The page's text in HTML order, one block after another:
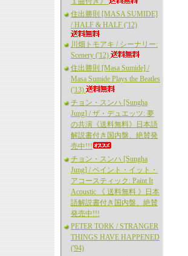
住出勝則 [MASA SUMIDE]
/ HALF & HALF ('12)
川畑トモアキ / シーナリー:
Scenery ('12)
住出勝則 [Masa Sumide] /
Masa Sumide Plays the Beatles
('13)
チョン・スンハ [Sungha
Jung] / ザ・デュエッツ: 夢
の共演《送料無料》日本語
解説書付き国内盤、絶賛発
売中!!!
チョン・スンハ [Sungha
Jung] / ペイント・イット・
アコースティック: Paint It
Acoustic 《 送料無料 》日本
語解説書付き国内盤、絶賛
発売中!!!
PETER TORK / STRANGER
THINGS HAVE HAPPENED
('94)